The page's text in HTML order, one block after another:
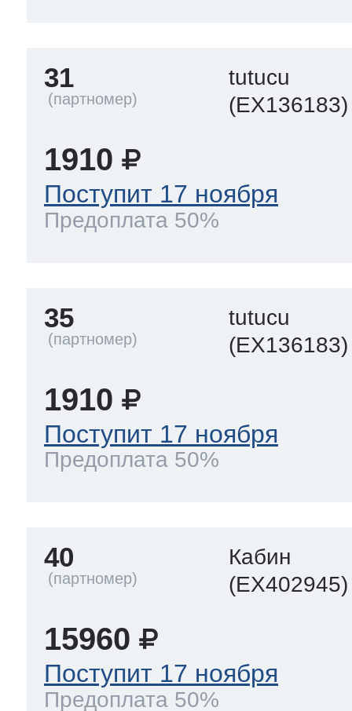
31
tutucu
(EX136183)
1910
Поступит 17 ноября
Предоплата 50%
35
tutucu
(EX136183)
1910
Поступит 17 ноября
Предоплата 50%
40
Кабин
(EX402945)
15960
Поступит 17 ноября
Предоплата 50%